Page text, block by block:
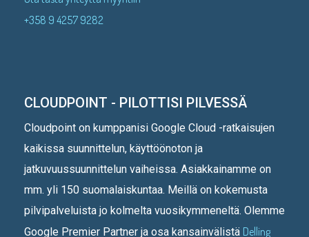
+358 9 4257 9282
CLOUDPOINT - PILOTTISI PILVESSÄ
Cloudpoint on kumppanisi Google Cloud -ratkaisujen
kaikissa suunnittelun, käyttöönoton ja
jatkuvuussuunnittelun vaiheissa. Asiakkainamme on
mm. yli 150 suomalaiskuntaa. Meillä on kokemusta
pilvipalveluista jo kolmelta vuosikymmeneltä. Olemme
Google Premier Partner ja osa kansainvälistä Delling